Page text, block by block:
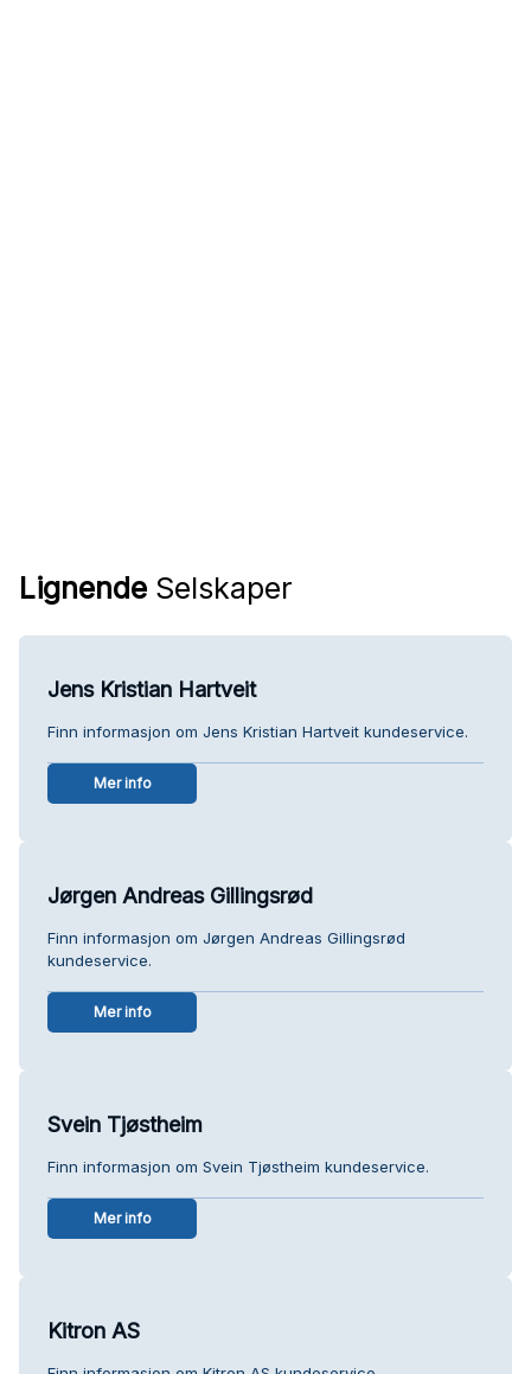
Lignende Selskaper
Jens Kristian Hartveit
Finn informasjon om Jens Kristian Hartveit kundeservice.
Mer info
Jørgen Andreas Gillingsrød
Finn informasjon om Jørgen Andreas Gillingsrød
kundeservice.
Mer info
Svein Tjøstheim
Finn informasjon om Svein Tjøstheim kundeservice.
Mer info
Kitron AS